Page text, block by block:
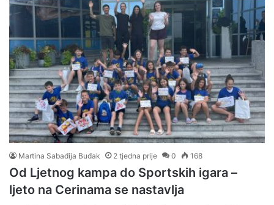
Martina Sabađija Buđak 2 tjedna prije 0 168
Od Ljetnog kampa do Sportskih igara –
ljeto na Cerinama se nastavlja